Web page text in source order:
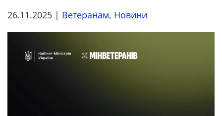
26.11.2025 | Ветеранам, Новини